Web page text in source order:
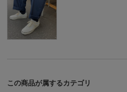
この商品が属するカテゴリ